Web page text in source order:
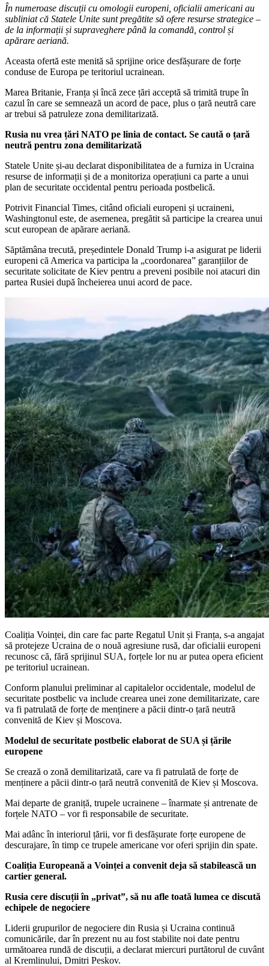
În numeroase discuții cu omologii europeni, oficialii americani au
subliniat că Statele Unite sunt pregătite să ofere resurse strategice –
de la informații și supraveghere până la comandă, control și
apărare aeriană.
Aceasta ofertă este menită să sprijine orice desfășurare de forțe
conduse de Europa pe teritoriul ucrainean.
Marea Britanie, Franța și încă zece țări acceptă să trimită trupe în
cazul în care se semnează un acord de pace, plus o țară neutră care
ar trebui să patruleze zona demilitarizată.
Rusia nu vrea țări NATO pe linia de contact. Se caută o țară
neutră pentru zona demilitarizată
Statele Unite și-au declarat disponibilitatea de a furniza in Ucraina
resurse de informații și de a monitoriza operațiuni ca parte a unui
plan de securitate occidental pentru perioada postbelică.
Potrivit Financial Times, citând oficiali europeni și ucraineni,
Washingtonul este, de asemenea, pregătit să participe la crearea unui
scut european de apărare aeriană.
Săptămâna trecută, președintele Donald Trump i-a asigurat pe liderii
europeni că America va participa la „coordonarea” garanțiilor de
securitate solicitate de Kiev pentru a preveni posibile noi atacuri din
partea Rusiei după încheierea unui acord de pace.
Coaliția Voinței, din care fac parte Regatul Unit și Franța, s-a angajat
să protejeze Ucraina de o nouă agresiune rusă, dar oficialii europeni
recunosc că, fără sprijinul SUA, forțele lor nu ar putea opera eficient
pe teritoriul ucrainean.
Conform planului preliminar al capitalelor occidentale, modelul de
securitate postbelic va include crearea unei zone demilitarizate, care
va fi patrulată de forțe de menținere a păcii dintr-o țară neutră
convenită de Kiev și Moscova.
Modelul de securitate postbelic elaborat de SUA și țările
europene
Se crează o zonă demilitarizată, care va fi patrulată de forțe de
menținere a păcii dintr-o țară neutră convenită de Kiev și Moscova.
Mai departe de graniță, trupele ucrainene – înarmate și antrenate de
forțele NATO – vor fi responsabile de securitate.
Mai adânc în interiorul țării, vor fi desfășurate forțe europene de
descurajare, în timp ce trupele americane vor oferi sprijin din spate.
Coaliția Europeană a Voinței a convenit deja să stabilească un
cartier general.
Rusia cere discuții în „privat”, să nu afle toată lumea ce discută
echipele de negociere
Liderii grupurilor de negociere din Rusia și Ucraina continuă
comunicările, dar în prezent nu au fost stabilite noi date pentru
următoarea rundă de discuții, a declarat miercuri purtătorul de cuvânt
al Kremlinului, Dmitri Peskov.